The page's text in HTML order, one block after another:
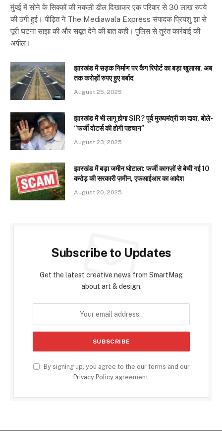
मुंबई में सोने के सिक्कों की नकली डील दिखाकर एक परिवार से 30 लाख रुपये
की ठगी हुई। पीड़ित ने The Mediawala Express संपादक प्रियंशु झा से
पूरी घटना साझा की और सबूत देने की बात कही। पुलिस से तुरंत कार्रवाई की
अपील।
झारखंड में सड़क निर्माण पर कैग रिपोर्ट का बड़ा खुलासा, अब
तक करोड़ों रुपए हुए बर्बाद
August 25, 2025
झारखंड में भी लागू होगा SIR? पूर्व मुख्यमंत्री का दावा, बोले-
“फर्जी वोटर्स की होगी पहचान”
August 23, 2025
झारखंड में बड़ा जमीन घोटाला: फर्जी कागज़ों से बेची गई 10
करोड़ की सरकारी ज़मीन, एफआईआर का आदेश
August 20, 2025
Subscribe to Updates
Get the latest creative news from SmartMag
about art & design.
By signing up, you agree to the our terms and our
Privacy Policyagreement.